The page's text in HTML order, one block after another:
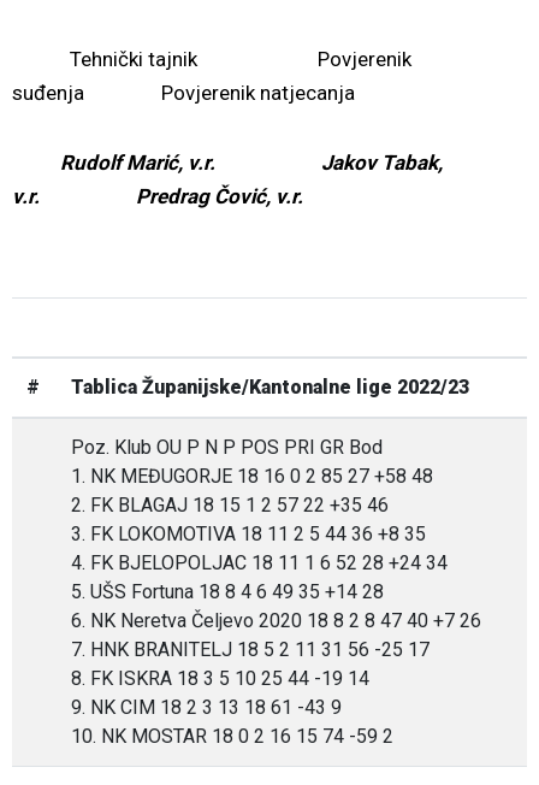
Tehnički tajnik Povjerenik
suđenja Povjerenik natjecanja
Rudolf Marić, v.r. Jakov Tabak,
v.r. Predrag Čović, v.r.
# Tablica Županijske/Kantonalne lige 2022/23
Poz. Klub OU P N P POS PRI GR Bod
1. NK MEĐUGORJE 18 16 0 2 85 27 +58 48
2. FK BLAGAJ 18 15 1 2 57 22 +35 46
3. FK LOKOMOTIVA 18 11 2 5 44 36 +8 35
4. FK BJELOPOLJAC 18 11 1 6 52 28 +24 34
5. UŠS Fortuna 18 8 4 6 49 35 +14 28
6. NK Neretva Čeljevo 2020 18 8 2 8 47 40 +7 26
7. HNK BRANITELJ 18 5 2 11 31 56 -25 17
8. FK ISKRA 18 3 5 10 25 44 -19 14
9. NK CIM 18 2 3 13 18 61 -43 9
10. NK MOSTAR 18 0 2 16 15 74 -59 2